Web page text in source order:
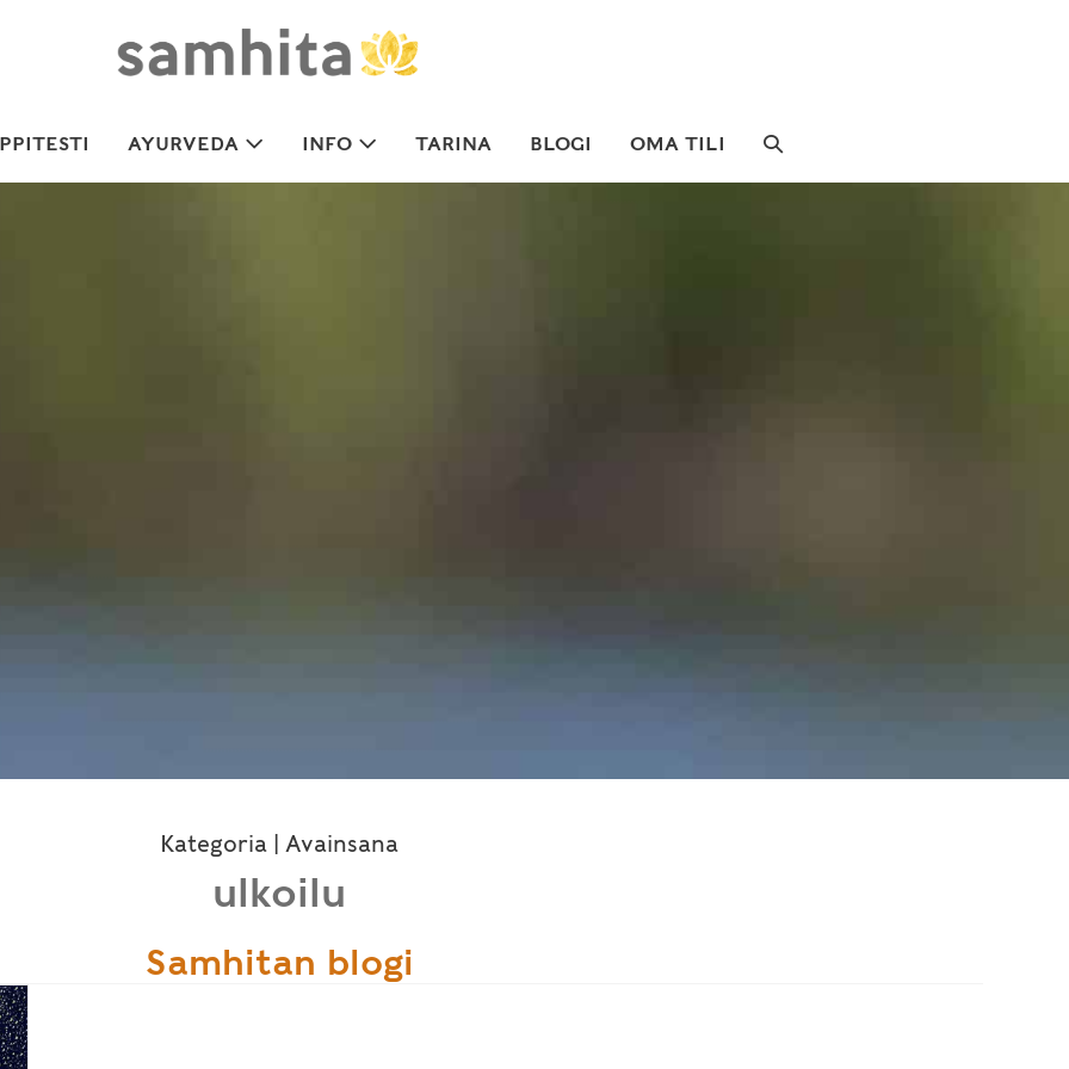
AYURVEDA INFO TARINA BLOGI OMA TILI
SEARCH
Kategoria | Avainsana
ulkoilu
Samhitan blogi